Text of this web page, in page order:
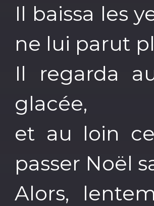
Il baissa les
ne lui parut
Il regarda
glacée,
et au loin
passer Noël
Alors,